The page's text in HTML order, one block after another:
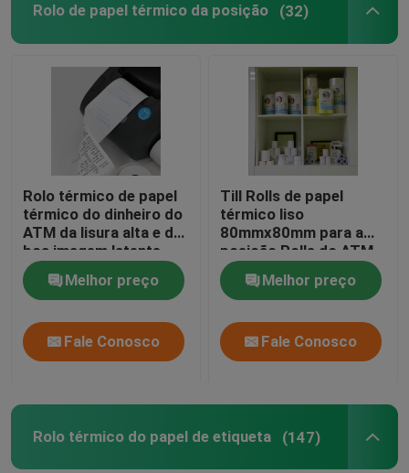
Rolo de papel térmico da posição (32)
Rolo térmico de papel
térmico do dinheiro do
ATM da lisura alta e da
boa imagem latente
Melhor preço
Fale Conosco
Till Rolls de papel
térmico liso
80mmx80mm para a
posição Rolls do ATM
Melhor preço
Fale Conosco
Rolo térmico do papel de etiqueta (147)